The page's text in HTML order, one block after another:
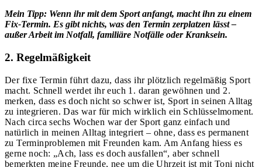
Mein Tipp: Wenn ihr mit dem Sport anfangt, macht ihn zu einem
Fix-Termin. Es gibt nichts, was den Termin zerplatzen lässt –
außer Arbeit im Notfall, familiäre Notfälle oder Kranksein.
2. Regelmäßigkeit
Der fixe Termin führt dazu, dass ihr plötzlich regelmäßig Sport
macht. Schnell werdet ihr euch 1. daran gewöhnen und 2.
merken, dass es doch nicht so schwer ist, Sport in seinen Alltag
zu integrieren. Das war für mich wirklich ein Schlüsselmoment.
Nach circa sechs Wochen war der Sport ganz einfach und
natürlich in meinen Alltag integriert – ohne, dass es permanent
zu Terminproblemen mit Freunden kam. Am Anfang hiess es
gerne noch: „Ach, lass es doch ausfallen“, aber schnell
bemerkten meine Freunde, nee um die Uhrzeit ist mit Toni nicht